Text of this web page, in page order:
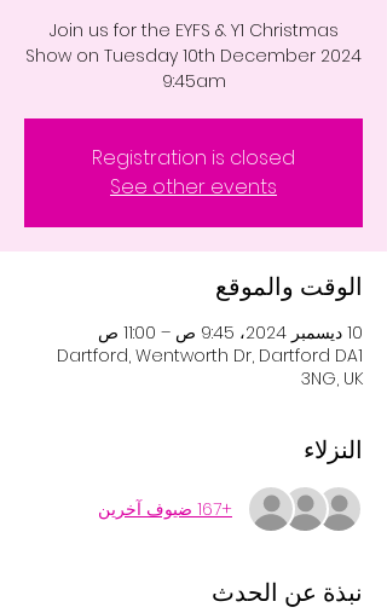
Join us for the EYFS & Y1 Christmas
Show on Tuesday 10th December 2024
9:45am
Registration is closed
See other events
الوقت والموقع
10 ديسمبر 2024، 9:45 ص – 11:00 ص
Dartford, Wentworth Dr, Dartford DA1
3NG, UK
النزلاء
+167 ضيوف آخرين
نبذة عن الحدث